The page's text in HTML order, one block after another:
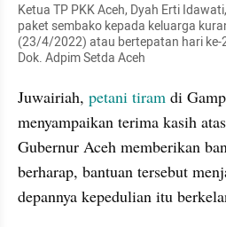
Ketua TP PKK Aceh, Dyah Erti
paket sembako kepada keluarga
(23/4/2022) atau bertepatan hari ke-
Dok. Adpim Setda Aceh
Juwairiah, petani tiram di
menyampaikan terima kasih
Gubernur Aceh memberikan
berharap, bantuan tersebut
depannya kepedulian itu